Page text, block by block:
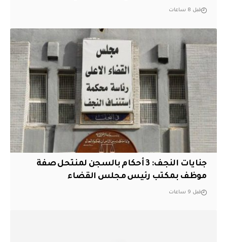
قبل 8 ساعات
جنايات النجف: 3 أحكام بالسجن لمنتحل صفة
موظف بمكتب رئيس مجلس القضاء
قبل 9 ساعات